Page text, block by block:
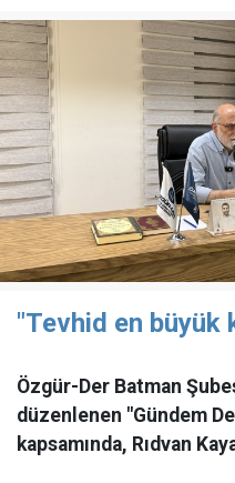
"Tevhid en
Özgür-Der Batman
düzenlenen "Gündem
kapsamında, Rıdvan